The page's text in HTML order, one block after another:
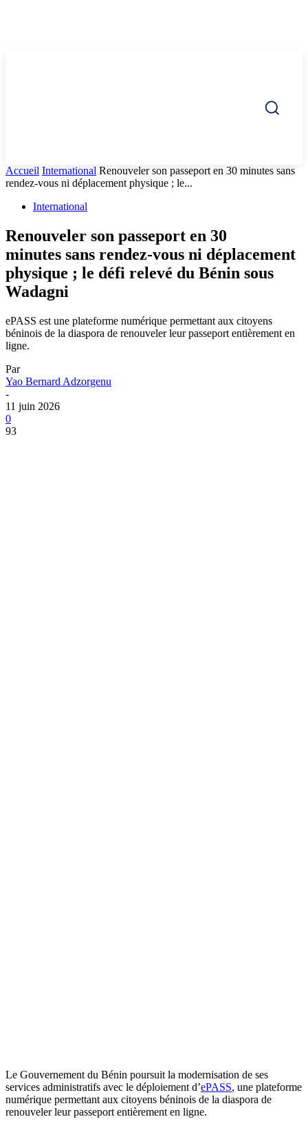
Accueil International Renouveler son passeport en 30 minutes sans
rendez-vous ni déplacement physique ; le...
International
Renouveler son passeport en 30
minutes sans rendez-vous ni déplacement
physique ; le défi relevé du Bénin sous
Wadagni
ePASS est une plateforme numérique permettant aux citoyens
béninois de la diaspora de renouveler leur passeport entièrement en
ligne.
Par
Yao Bernard Adzorgenu
-
11 juin 2026
0
93
Le Gouvernement du Bénin poursuit la modernisation de ses
services administratifs avec le déploiement d’ePASS, une plateforme
numérique permettant aux citoyens béninois de la diaspora de
renouveler leur passeport entièrement en ligne.